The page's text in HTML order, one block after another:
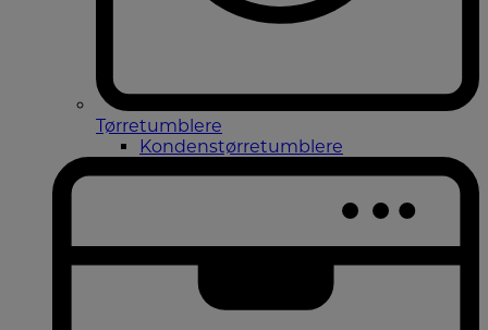
Tørretumblere
Kondenstørretumblere